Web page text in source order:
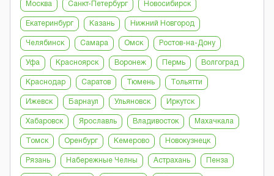
Москва Санкт-Петербург Новосибирск
Екатеринбург Казань Нижний Новгород
Челябинск Самара Омск Ростов-на-Дону
Уфа Красноярск Воронеж Пермь Волгоград
Краснодар Саратов Тюмень Тольятти
Ижевск Барнаул Ульяновск Иркутск
Хабаровск Ярославль Владивосток Махачкала
Томск Оренбург Кемерово Новокузнецк
Рязань Набережные Челны Астрахань Пенза